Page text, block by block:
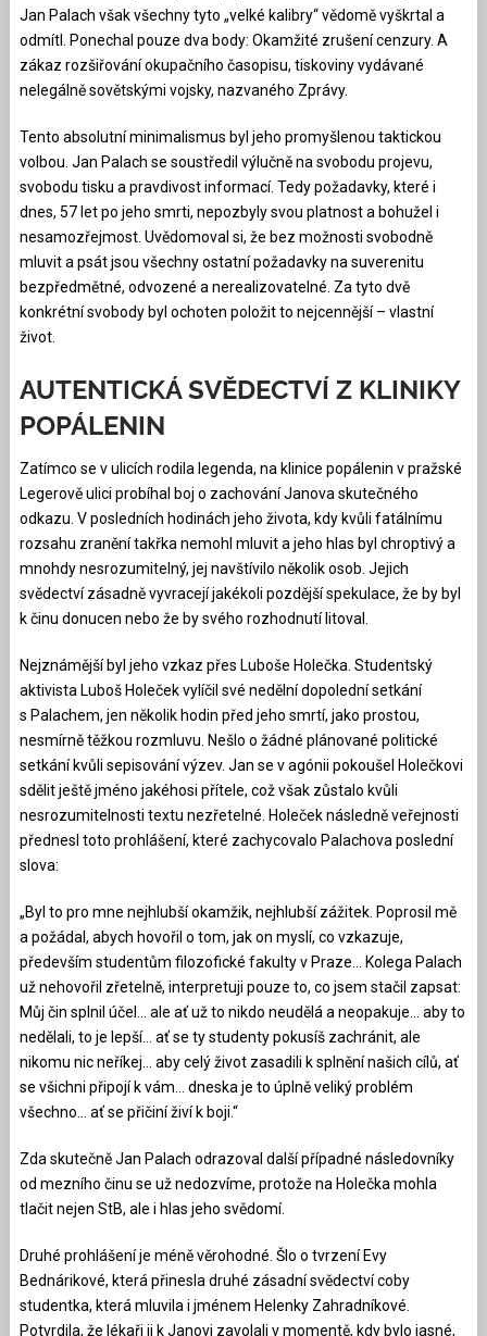
Jan Palach však všechny tyto „velké kalibry“ vědomě vyškrtal a
odmítl. Ponechal pouze dva body: Okamžité zrušení cenzury. A
zákaz rozšiřování okupačního časopisu, tiskoviny vydávané
nelegálně sovětskými vojsky, nazvaného Zprávy.
Tento absolutní minimalismus byl jeho promyšlenou taktickou
volbou. Jan Palach se soustředil výlučně na svobodu projevu,
svobodu tisku a pravdivost informací. Tedy požadavky, které i
dnes, 57 let po jeho smrti, nepozbyly svou platnost a bohužel i
nesamozřejmost. Uvědomoval si, že bez možnosti svobodně
mluvit a psát jsou všechny ostatní požadavky na suverenitu
bezpředmětné, odvozené a nerealizovatelné. Za tyto dvě
konkrétní svobody byl ochoten položit to nejcennější – vlastní
život.
AUTENTICKÁ SVĚDECTVÍ Z KLINIKY
POPÁLENIN
Zatímco se v ulicích rodila legenda, na klinice popálenin v pražské
Legerově ulici probíhal boj o zachování Janova skutečného
odkazu. V posledních hodinách jeho života, kdy kvůli fatálnímu
rozsahu zranění takřka nemohl mluvit a jeho hlas byl chroptivý a
mnohdy nesrozumitelný, jej navštívilo několik osob. Jejich
svědectví zásadně vyvracejí jakékoli pozdější spekulace, že by byl
k činu donucen nebo že by svého rozhodnutí litoval.
Nejznámější byl jeho vzkaz přes Luboše Holečka. Studentský
aktivista Luboš Holeček vylíčil své nedělní dopolední setkání
s Palachem, jen několik hodin před jeho smrtí, jako prostou,
nesmírně těžkou rozmluvu. Nešlo o žádné plánované politické
setkání kvůli sepisování výzev. Jan se v agónii pokoušel Holečkovi
sdělit ještě jméno jakéhosi přítele, což však zůstalo kvůli
nesrozumitelnosti textu nezřetelné. Holeček následně veřejnosti
přednesl toto prohlášení, které zachycovalo Palachova poslední
slova:
„Byl to pro mne nejhlubší okamžik, nejhlubší zážitek. Poprosil mě
a požádal, abych hovořil o tom, jak on myslí, co vzkazuje,
především studentům filozofické fakulty v Praze… Kolega Palach
už nehovořil zřetelně, interpretuji pouze to, co jsem stačil zapsat:
Můj čin splnil účel… ale ať už to nikdo neudělá a neopakuje… aby to
nedělali, to je lepší… ať se ty studenty pokusíš zachránit, ale
nikomu nic neříkej… aby celý život zasadili k splnění našich cílů, ať
se všichni připojí k vám… dneska je to úplně veliký problém
všechno… ať se přičiní živí k boji.“
Zda skutečně Jan Palach odrazoval další případné následovníky
od mezního činu se už nedozvíme, protože na Holečka mohla
tlačit nejen StB, ale i hlas jeho svědomí.
Druhé prohlášení je méně věrohodné. Šlo o tvrzení Evy
Bednárikové, která přinesla druhé zásadní svědectví coby
studentka, která mluvila i jménem Helenky Zahradníkové.
Potvrdila, že lékaři ji k Janovi zavolali v momentě, kdy bylo jasné,